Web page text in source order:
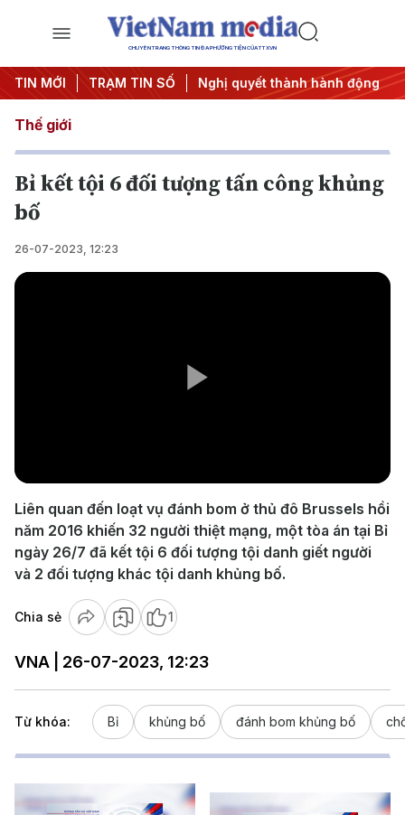
CHUYÊN TRANG THÔNG TIN ĐA PHƯƠNG TIỆN CỦA TTXVN
TIN MỚI TRẠM TIN SỐ
2027 #Đưa Nghị quyết thành hành động #Chiến
Thế giới
Bỉ kết tội 6 đối tượng tấn công khủng
bố
26-07-2023, 12:23
Video
Liên quan đến loạt vụ đánh bom ở thủ đô Brussels hồi
năm 2016 khiến 32 người thiệt mạng, một tòa án tại Bỉ
ngày 26/7 đã kết tội 6 đối tượng tội danh giết người
và 2 đối tượng khác tội danh khủng bố.
Chia sẻ 1
VNA | 26-07-2023, 12:23
Từ khóa: Bỉ khủng bố đánh bom khủng bố